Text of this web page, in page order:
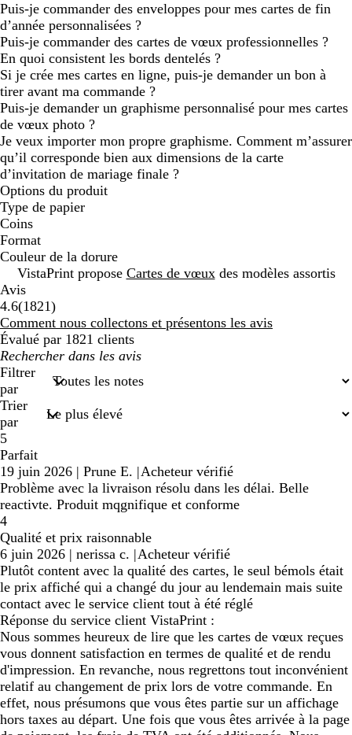
Puis-je commander des enveloppes pour mes cartes de fin
d’année personnalisées ?
Puis-je commander des cartes de vœux professionnelles ?
En quoi consistent les bords dentelés ?
Si je crée mes cartes en ligne, puis-je demander un bon à
tirer avant ma commande ?
Puis-je demander un graphisme personnalisé pour mes cartes
de vœux photo ?
Je veux importer mon propre graphisme. Comment m’assurer
qu’il corresponde bien aux dimensions de la carte
d’invitation de mariage finale ?
Options du produit
Type de papier
Coins
Format
Couleur de la dorure
VistaPrint propose Cartes de vœuxdes modèles assortis
Avis
4.6(18211821
avis
)
Comment nous collectons et présentons les avis
Évalué par 1821 clients
Mes
recherches
saisies
Filtrer
par
Trier
par
5
Parfait
19 juin 2026 | Prune E. |Acheteur vérifié
Problème avec la livraison résolu dans les délai. Belle
reactivte. Produit mqgnifique et conforme
4
Qualité et prix raisonnable
6 juin 2026 | nerissa c. |Acheteur vérifié
Plutôt content avec la qualité des cartes, le seul bémols était
le prix affiché qui a changé du jour au lendemain mais suite
contact avec le service client tout à été réglé
Réponse du service client VistaPrint :
Nous sommes heureux de lire que les cartes de vœux reçues
vous donnent satisfaction en termes de qualité et de rendu
d'impression. En revanche, nous regrettons tout inconvénient
relatif au changement de prix lors de votre commande. En
effet, nous présumons que vous êtes partie sur un affichage
hors taxes au départ. Une fois que vous êtes arrivée à la page